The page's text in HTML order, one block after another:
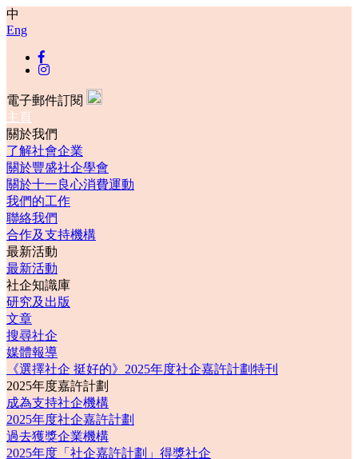
中
Eng
電子郵件訂閱
主頁
關於我們
了解社會企業
關於豐盛社企學會
關於十一良心消費運動
我們的工作
聯絡我們
合作及支持機構
最新活動
最新活動
社企知識庫
研究及出版
文章
搜尋社企
媒體報導
《選擇社企 挺好的》2025年度社企嘉許計劃特刊
2025年度嘉許計劃
成為支持社企機構
2025年度社企嘉許計劃
過去獲獎企業機構
2025年度「社企嘉許計劃」得獎社企